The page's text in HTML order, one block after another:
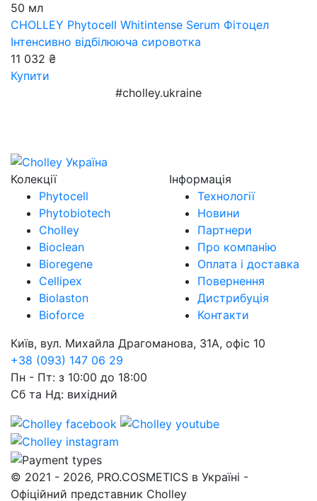
50 мл
CHOLLEY Phytocell Whitintense Serum Фітоцел
Інтенсивно відбілююча сировотка
11 032 ₴
Купити
#cholley.ukraine
Колекції
Phytocell
Phytobiotech
Cholley
Bioclean
Bioregene
Cellipex
Biolaston
Bioforce
Інформація
Технології
Новини
Партнери
Про компанію
Оплата і доставка
Повернення
Дистрибуція
Контакти
Київ, вул. Михайла Драгоманова, 31А, офіс 10
+38 (093) 147 06 29
Пн - Пт: з 10:00 до 18:00
Сб та Нд: вихідний
© 2021 - 2026, PRO.COSMETICS в Україні -
Офіційний представник Cholley